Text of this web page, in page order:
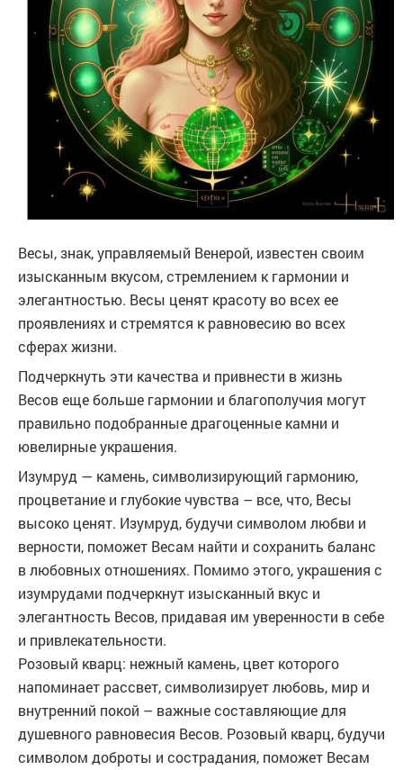
Весы, знак, управляемый Венерой, известен своим
изысканным вкусом, стремлением к гармонии и
элегантностью. Весы ценят красоту во всех ее
проявлениях и стремятся к равновесию во всех
сферах жизни.
Подчеркнуть эти качества и привнести в жизнь
Весов еще больше гармонии и благополучия могут
правильно подобранные драгоценные камни и
ювелирные украшения.
Изумруд — камень, символизирующий гармонию,
процветание и глубокие чувства – все, что, Весы
высоко ценят. Изумруд, будучи символом любви и
верности, поможет Весам найти и сохранить баланс
в любовных отношениях. Помимо этого, украшения с
изумрудами подчеркнут изысканный вкус и
элегантность Весов, придавая им уверенности в себе
и привлекательности.
Розовый кварц: нежный камень, цвет которого
напоминает рассвет, символизирует любовь, мир и
внутренний покой – важные составляющие для
душевного равновесия Весов. Розовый кварц, будучи
символом доброты и сострадания, поможет Весам